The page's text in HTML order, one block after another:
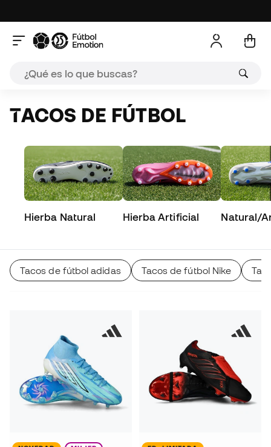
TACOS DE FÚTBOL
Hierba Natural Hierba Artificial Natural/
Tacos de fútbol adidas Tacos de fútbol Nike